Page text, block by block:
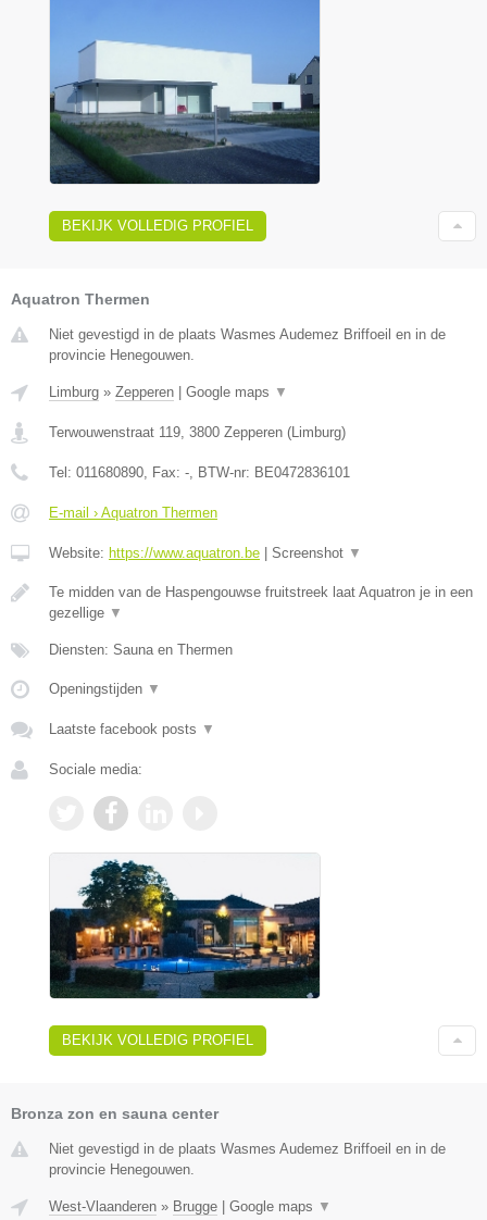
BEKIJK VOLLEDIG PROFIEL
Aquatron Thermen
Niet gevestigd in de plaats Wasmes Audemez Briffoeil en in de
provincie Henegouwen.
Limburg » Zepperen Google maps ▼
Terwouwenstraat 119, 3800 Zepperen (Limburg)
Tel: 011680890, Fax: -, BTW-nr: BE0472836101
E-mail › Aquatron Thermen
Website: https://www.aquatron.be Screenshot ▼
Te midden van de Haspengouwse fruitstreek laat Aquatron je in een
gezellige ▼
Diensten: Sauna en Thermen
Openingstijden ▼
Laatste facebook posts ▼
Sociale media:
BEKIJK VOLLEDIG PROFIEL
Bronza zon en sauna center
Niet gevestigd in de plaats Wasmes Audemez Briffoeil en in de
provincie Henegouwen.
West-Vlaanderen » Brugge Google maps ▼